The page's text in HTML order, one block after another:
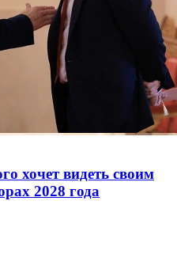
хочет видеть своим
2028 года